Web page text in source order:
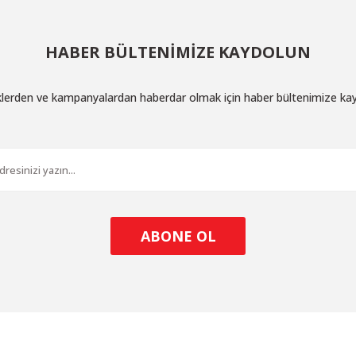
HABER BÜLTENİMİZE KAYDOLUN
ve kampanyalardan haberdar olmak için haber bültenimize
ABONE OL